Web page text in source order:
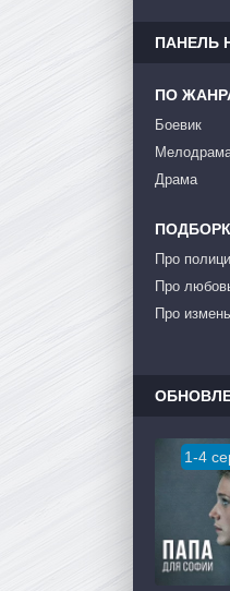
ПАНЕЛЬ
ПО
Боевик
Драма
Про
Про
Про
1-4